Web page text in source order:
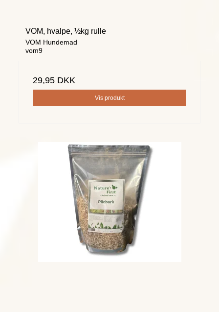
VOM, hvalpe, ½kg rulle
VOM Hundemad
vom9
29,95 DKK
Vis produkt